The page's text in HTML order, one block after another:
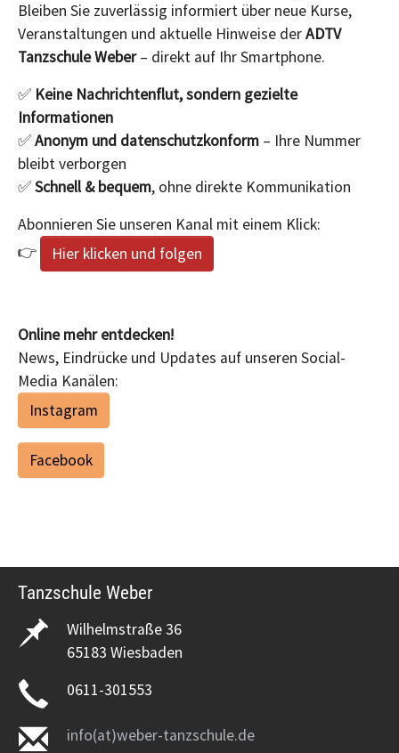
Bleiben Sie zuverlässig informiert über neue Kurse,
Veranstaltungen und aktuelle Hinweise derADTV
Tanzschule Weber– direkt auf Ihr Smartphone.
✅ Keine Nachrichtenflut, sondern gezielte
Informationen
✅Anonym und datenschutzkonform – Ihre Nummer
bleibt verborgen
✅Schnell & bequem, ohne direkte Kommunikation
Abonnieren Sie unseren Kanal mit einem Klick:
👉
Hier klicken und folgen
Online mehr entdecken!
News, Eindrücke und Updates auf unseren Social-
Media Kanälen:
Instagram
Facebook
Tanzschule Weber
Wilhelmstraße 36
65183 Wiesbaden
0611-301553
info(at)weber-tanzschule.de